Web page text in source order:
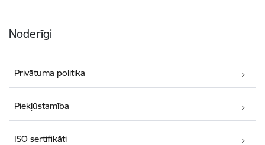
Noderīgi
Privātuma politika
Piekļūstamība
ISO sertifikāti